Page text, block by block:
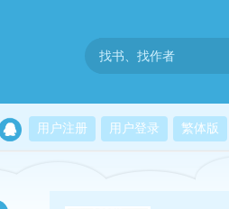
繁体版
用户登录
用户注册